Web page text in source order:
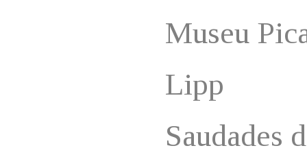
Museu
Lipp
Saudades